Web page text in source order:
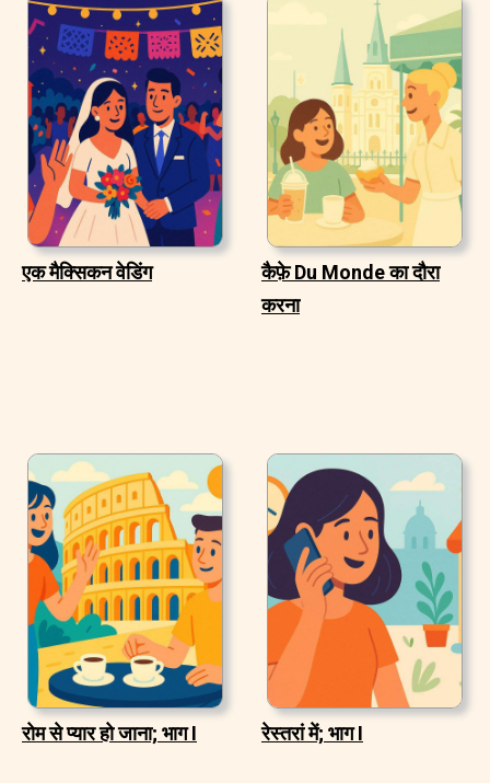
एक मैक्सिकन वेडिंग
कैफ़े Du Monde का दौरा
करना
रोम से प्यार हो जाना; भाग I रेस्तरां में; भाग I